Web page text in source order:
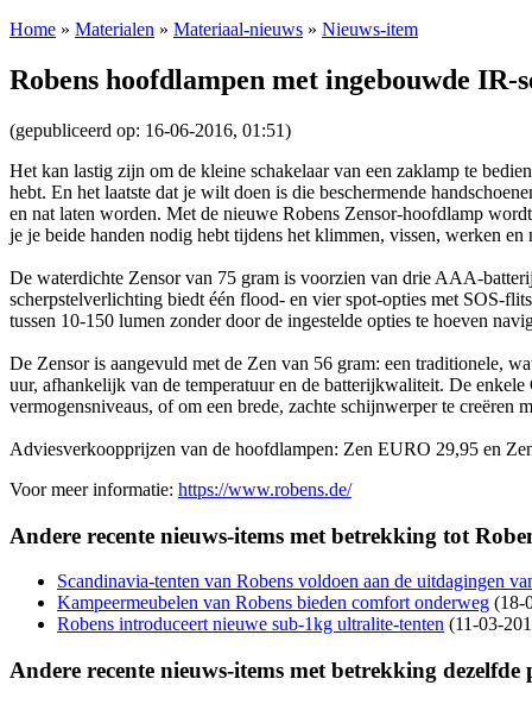
Home » Materialen » Materiaal-nieuws » Nieuws-item
Robens hoofdlampen met ingebouwde IR-
(gepubliceerd op: 16-06-2016, 01:51)
Het kan lastig zijn om de kleine schakelaar van een zaklamp te
hebt. En het laatste dat je wilt doen is die beschermende
en nat laten worden. Met de nieuwe Robens Zensor-hoofdlamp
je je beide handen nodig hebt tijdens het klimmen, vissen, werken en
De waterdichte Zensor van 75 gram is voorzien van drie AAA-
scherpstelverlichting biedt één flood- en vier spot-opties met SOS-
tussen 10-150 lumen zonder door de ingestelde opties te hoeven
De Zensor is aangevuld met de Zen van 56 gram: een traditionele,
uur, afhankelijk van de temperatuur en de batterijkwaliteit. De
vermogensniveaus, of om een brede, zachte schijnwerper te creëren
Adviesverkoopprijzen van de hoofdlampen: Zen EURO 29,95 en
Voor meer informatie: https://www.robens.de/
Andere recente nieuws-items met betrekking tot
Scandinavia-tenten van Robens voldoen aan de uitdagingen
Kampeermeubelen van Robens bieden comfort onderweg (18-
Robens introduceert nieuwe sub-1kg ultralite-tenten (11-03-
Andere recente nieuws-items met betrekking